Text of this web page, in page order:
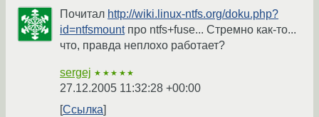
Почитал http://wiki.linux-ntfs.org/doku.php?
id=ntfsmountпро ntfs+fuse... Стремно как-то...
что, правда неплохо работает?
sergej ★★★★★
27.12.2005 11:32:28 +00:00
Ссылка